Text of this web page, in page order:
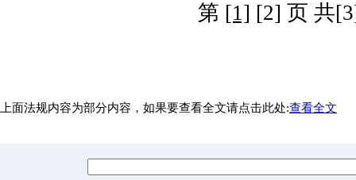
第 [1] [2] 页 共
上面法规内容为部分内容，如果要查看全文请点击此处:查看全文